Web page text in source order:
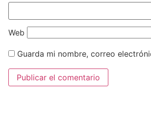
Web
Guarda mi nombre, correo